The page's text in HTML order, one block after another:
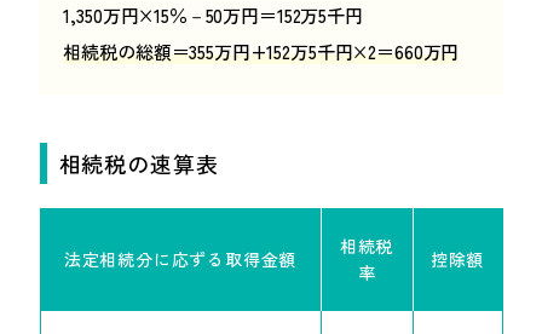
1,350万円×15％－50万円＝152万5千円
相続税の総額＝355万円+152万5千円×2＝660万円
相続税の速算表
法定相続分に応ずる 取得金額
相続税
率
控除額